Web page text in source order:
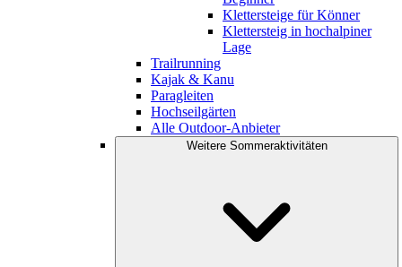
Klettersteige für Könner
Klettersteig in hochalpiner
Lage
Trailrunning
Kajak & Kanu
Paragleiten
Hochseilgärten
Alle Outdoor-Anbieter
Weitere Sommeraktivitäten